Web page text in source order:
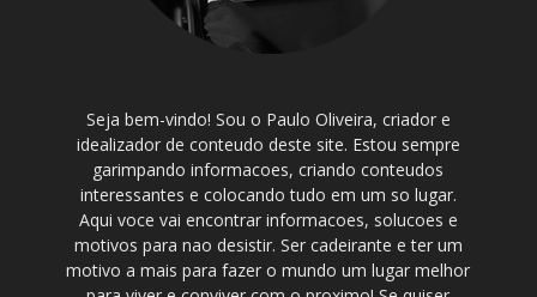
Seja bem-vindo! Sou o Paulo Oliveira, criador e
idealizador de conteudo deste site. Estou sempre
garimpando informacoes, criando conteudos
interessantes e colocando tudo em um so lugar.
Aqui voce vai encontrar informacoes, solucoes e
motivos para nao desistir. Ser cadeirante e ter um
motivo a mais para fazer o mundo um lugar melhor